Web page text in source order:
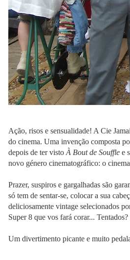
Ação, risos e sensualidade! A Cie
do cinema. Uma invenção composta
depois de ter visto À Bout de Souffle e
novo género cinematográfico: o
Prazer, suspiros e gargalhadas são
só tem de sentar-se, colocar a sua
deliciosamente vintage selecionados
Super 8 que vos fará corar... Tentados?
Um divertimento picante e muito